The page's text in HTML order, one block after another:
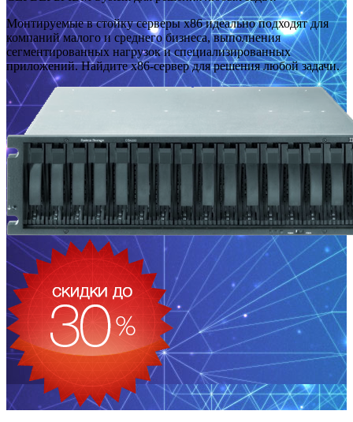
Монтируемые в стойку серверы x86 идеально подходят для
компаний малого и среднего бизнеса, выполнения
сегментированных нагрузок и специализированных
приложений. Найдите x86-сервер для решения любой задачи.